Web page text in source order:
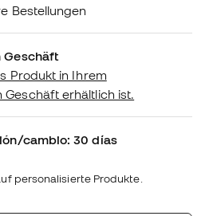
Bestellungen
Geschäft
Produkt in Ihrem
Geschäft erhältlich ist.
cambio: 30 días
personalisierte Produkte.